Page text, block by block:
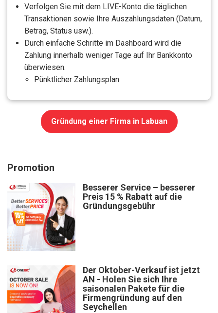
Verfolgen Sie mit dem LIVE-Konto die täglichen
Transaktionen sowie Ihre Auszahlungsdaten (Datum,
Betrag, Status usw.).
Durch einfache Schritte im Dashboard wird die
Zahlung innerhalb weniger Tage auf Ihr Bankkonto
überwiesen.
Pünktlicher Zahlungsplan
Gründung einer Firma in Labuan
Promotion
Besserer Service – besserer
Preis 15 % Rabatt auf die
Gründungsgebühr
Der Oktober-Verkauf ist jetzt
AN - Holen Sie sich Ihre
saisonalen Pakete für die
Firmengründung auf den
Seychellen